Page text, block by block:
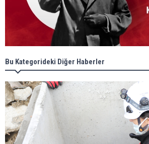
Bu Kategorideki Diğer Haberler